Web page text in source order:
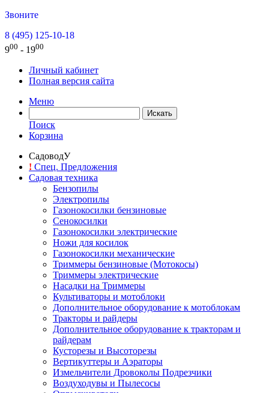
Звоните
8 (495) 125-10-18
900 - 1900
Личный кабинет
Полная версия сайта
Меню
Поиск
Корзина
СадоводУ
! Спец. Предложения
Садовая техника
Бензопилы
Электропилы
Газонокосилки бензиновые
Сенокосилки
Газонокосилки электрические
Ножи для косилок
Газонокосилки механические
Триммеры бензиновые (Мотокосы)
Триммеры электрические
Насадки на Триммеры
Культиваторы и мотоблоки
Дополнительное оборудование к мотоблокам
Тракторы и райдеры
Дополнительное оборудование к тракторам и
райдерам
Кусторезы и Высоторезы
Вертикуттеры и Аэраторы
Измельчители Дровоколы Подрезчики
Воздуходувы и Пылесосы